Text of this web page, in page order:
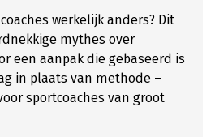
werkelijk anders? Dit
mythes over
een aanpak die gebaseerd is
in plaats van methode –
sportcoaches van groot